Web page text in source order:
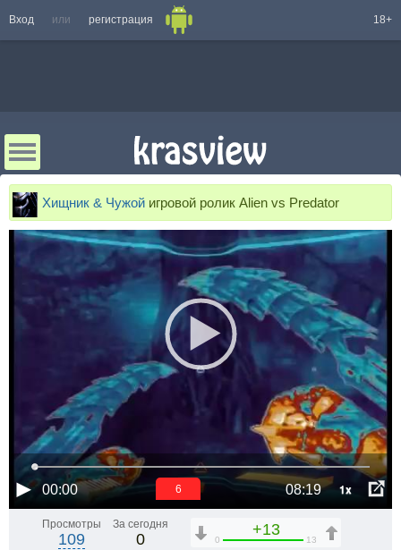
Вход или регистрация 18+
Хищник & Чужой игровой ролик Alien vs Predator
00:00 08:19 1x
6
Просмотры
109
За сегодня
0
+13
0 13